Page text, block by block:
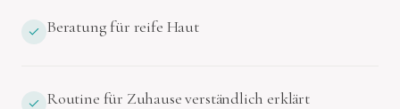
Beratung für reife Haut
Routine für Zuhause verständlich erklärt